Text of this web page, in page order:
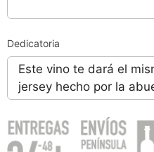
Dedicatoria